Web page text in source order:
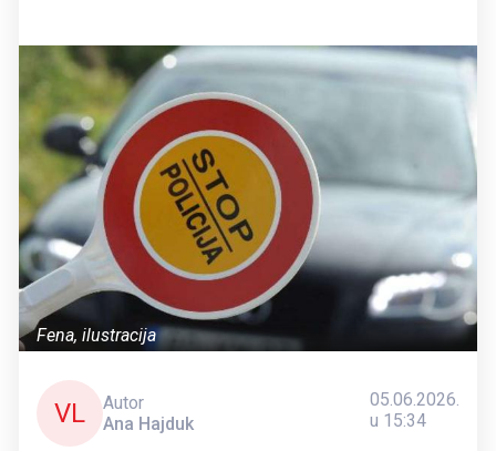
Fena, ilustracija
VL
Autor
Ana Hajduk
05.06.2026.
u 15:34